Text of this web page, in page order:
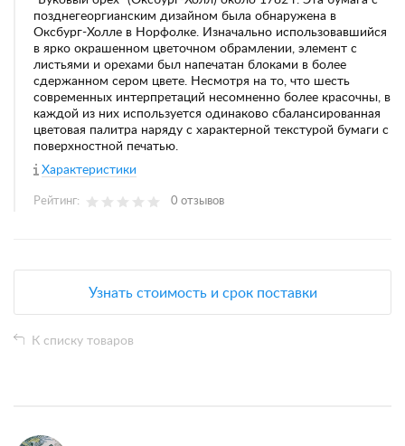
позднегеоргианским дизайном была обнаружена в
Оксбург-Холле в Норфолке. Изначально использовавшийся
в ярко окрашенном цветочном обрамлении, элемент с
листьями и орехами был напечатан блоками в более
сдержанном сером цвете. Несмотря на то, что шесть
современных интерпретаций несомненно более красочны, в
каждой из них используется одинаково сбалансированная
цветовая палитра наряду с характерной текстурой бумаги с
поверхностной печатью.
Характеристики
Рейтинг: 0 отзывов
Узнать стоимость и срок поставки
К списку товаров